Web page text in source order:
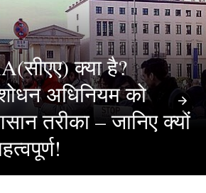
क्या है?
अधिनियम को
तरीका – जानिए क्यों